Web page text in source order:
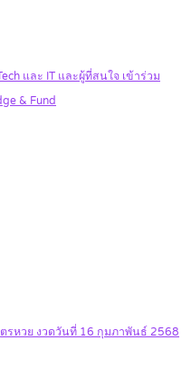
และ IT และผู้ที่สนใจ เข้าร่วม
& Fund
รหวย งวดวันที่ 16 กุมภาพันธ์ 2568